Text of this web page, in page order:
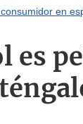
en
es